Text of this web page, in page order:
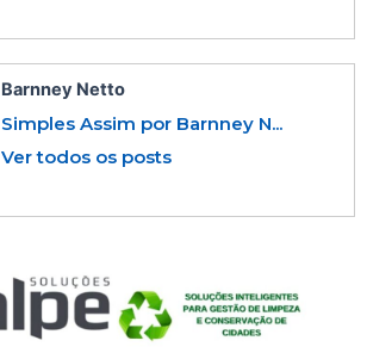
Barnney Netto
Simples Assim por Barnney N...
Ver todos os posts